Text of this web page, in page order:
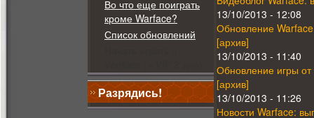
Во что еще поиграть
кроме Warface?
Список обновлений
Разрядись!
13/10/2013 - 12:08
Обновление
[архив]
13/10/2013 - 11:40
Обновление игры от
[архив]
13/10/2013 - 11:26
Новости Warface: